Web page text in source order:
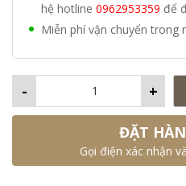
hệ hotline 0962953359 để
Miễn phí vận chuyển trong
+
-
ĐẶT
Gọi điện xác nhận